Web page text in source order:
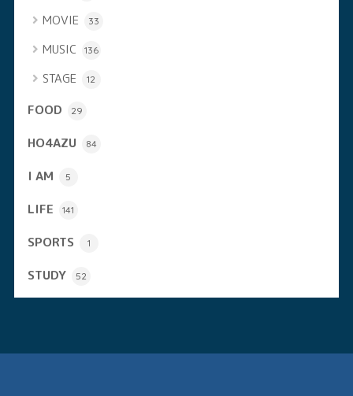
MOVIE 33
MUSIC 136
STAGE 12
FOOD 29
HO4AZU 84
I AM 5
LIFE 141
SPORTS 1
STUDY 52